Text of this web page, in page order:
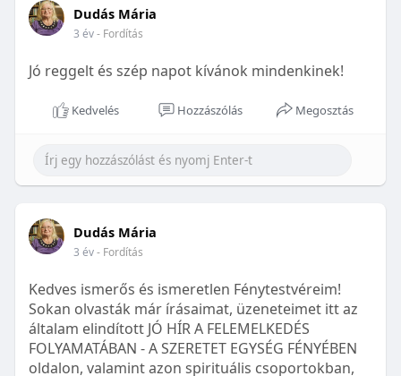
Dudás Mária
3 év- Fordítás
Jó reggelt és szép napot kívánok mindenkinek!
Kedvelés Hozzászólás Megosztás
Dudás Mária
3 év- Fordítás
Kedves ismerős és ismeretlen Fénytestvéreim!
Sokan olvasták már írásaimat, üzeneteimet itt az
általam elindított JÓ HÍR A FELEMELKEDÉS
FOLYAMATÁBAN - A SZERETET EGYSÉG FÉNYÉBEN
oldalon, valamint azon spirituális csoportokban,